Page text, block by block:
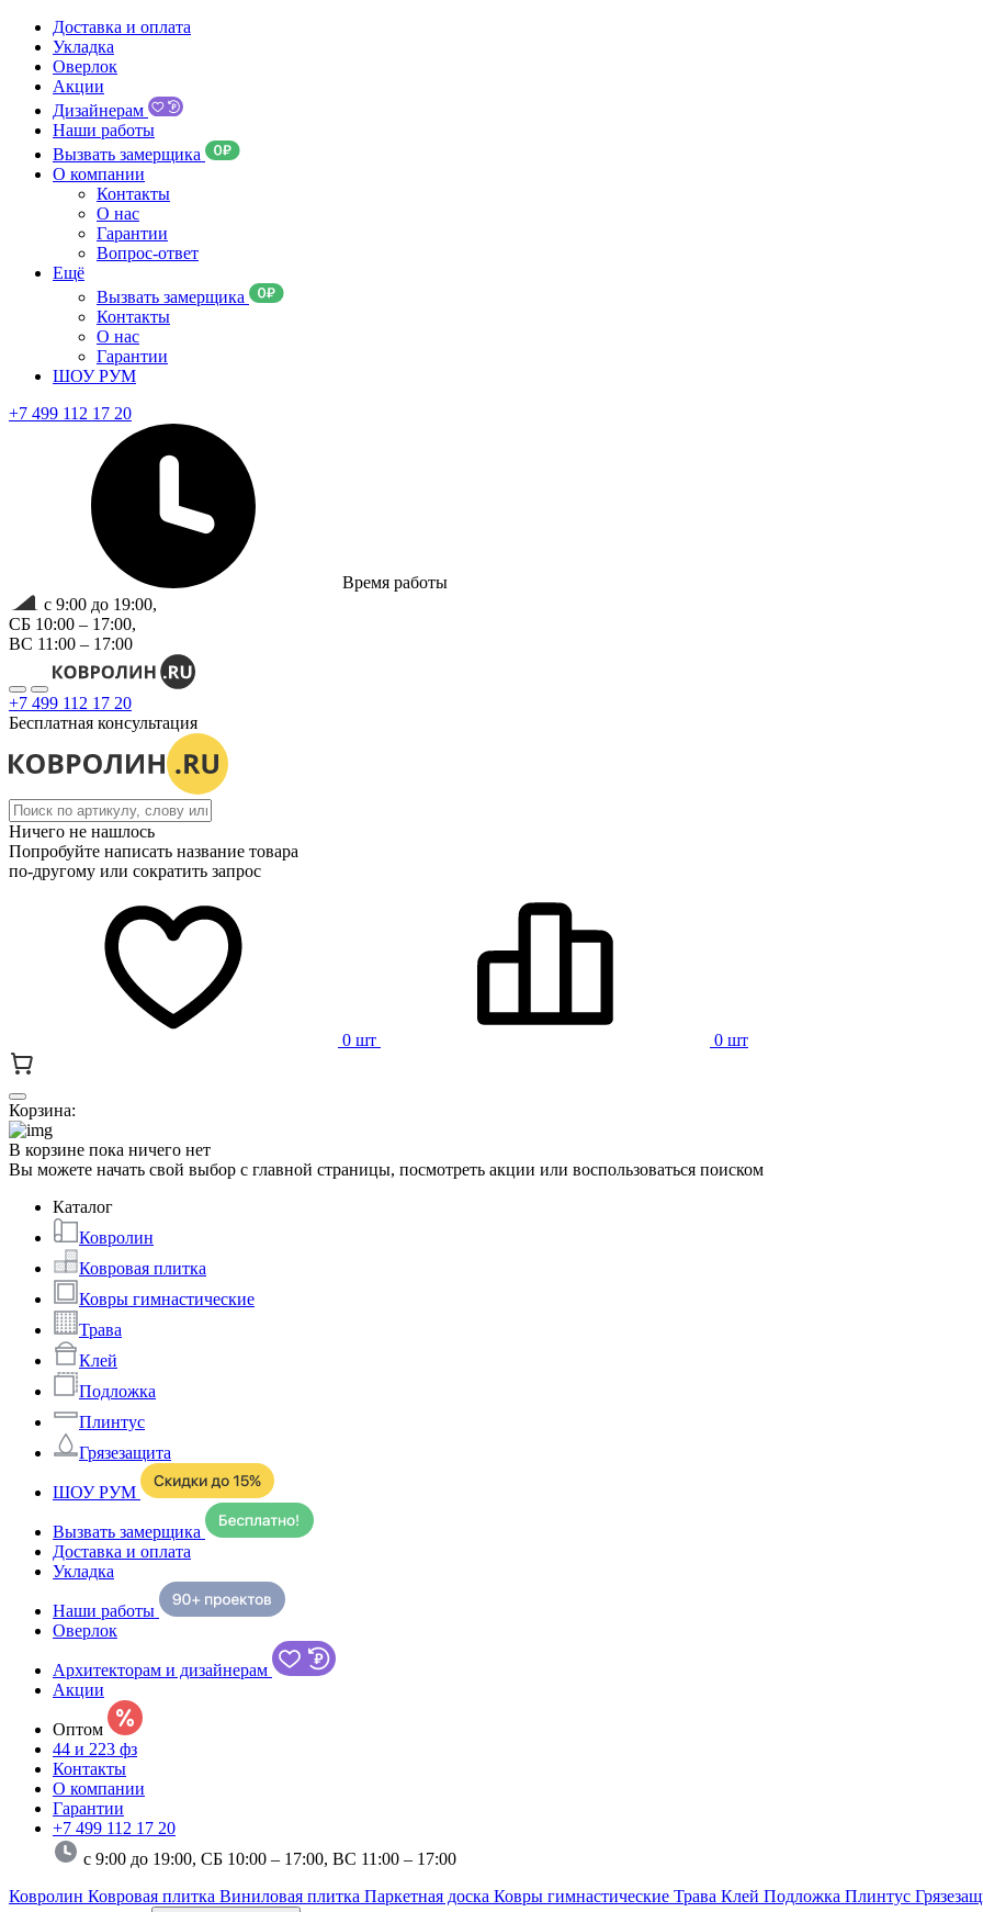
Доставка и оплата
Укладка
Оверлок
Акции
Дизайнерам
Наши работы
Вызвать замерщика
О компании
Контакты
О нас
Гарантии
Вопрос-ответ
Ещё
Вызвать замерщика
Контакты
О нас
Гарантии
ШОУ РУМ
+7 499 112 17 20
Время работы
с 9:00 до 19:00,
СБ 10:00 – 17:00,
ВС 11:00 – 17:00
+7 499 112 17 20
Бесплатная консультация
Ничего не нашлось
Попробуйте написать название товара
по-другому или сократить запрос
0 шт 0 шт
Корзина:
В корзине пока ничего нет
Вы можете начать свой выбор с главной страницы, посмотреть акции или воспользоваться поиском
Каталог
Ковролин
Ковровая плитка
Ковры гимнастические
Трава
Клей
Подложка
Плинтус
Грязезащита
ШОУ РУМ
Вызвать замерщика
Доставка и оплата
Укладка
Наши работы
Оверлок
Архитекторам и дизайнерам
Акции
Оптом
44 и 223 фз
Контакты
О компании
Гарантии
+7 499 112 17 20
с 9:00 до 19:00, СБ 10:00 – 17:00, ВС 11:00 – 17:00
Ковролин Ковровая плитка Виниловая плитка Паркетная доска Ковры гимнастические Трава Клей Подложка Плинтус